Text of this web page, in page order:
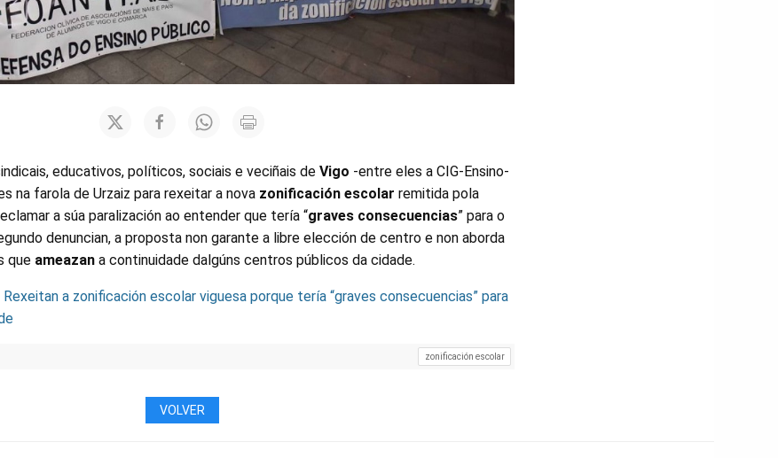
educativos, políticos, sociais e veciñais de Vigo -entre eles a CIG-Ensino-
na farola de Urzaiz para rexeitar a nova zonificación escolar remitida pola
a súa paralización ao entender que tería “graves consecuencias” para o
denuncian, a proposta non garante a libre elección de centro e non aborda
que ameazan a continuidade dalgúns centros públicos da cidade.
Rexeitan a zonificación escolar viguesa porque tería “graves consecuencias” para
zonificación escolar
VOLVER